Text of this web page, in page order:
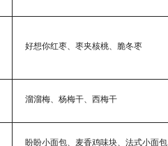
好想你红枣、枣夹核桃、脆冬枣
溜溜梅、杨梅干、西梅干
盼盼小面包、麦香鸡味块、法式小面包